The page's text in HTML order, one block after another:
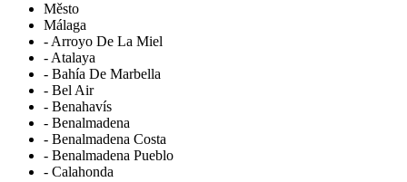
Město
Málaga
- Arroyo De La Miel
- Atalaya
- Bahía De Marbella
- Bel Air
- Benahavís
- Benalmadena
- Benalmadena Costa
- Benalmadena Pueblo
- Calahonda